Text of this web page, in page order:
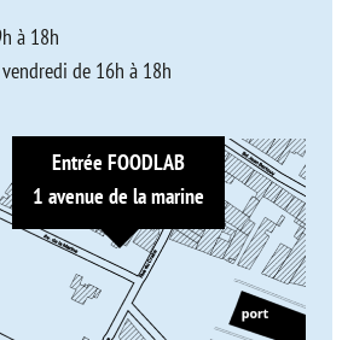
à 18h
de 16h à 18h
Entrée FOODLAB
1 avenue de la marine